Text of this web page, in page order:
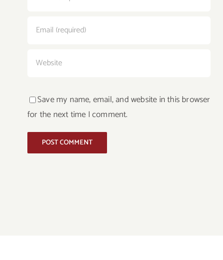
Save my name, email, and website in this browser
for the next time I comment.